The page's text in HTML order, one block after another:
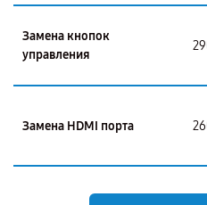
Замена кнопок
управления
Замена HDMI порта